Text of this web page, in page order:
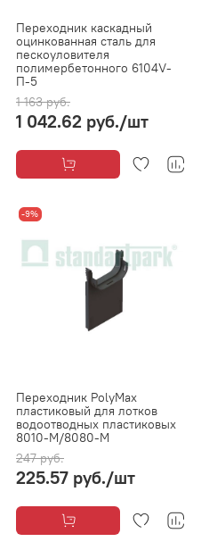
Переходник каскадный
оцинкованная сталь для
пескоуловителя
полимербетонного 6104V-
П-5
1 163 руб.
1 042.62 руб./шт
-9%
Переходник PolyMax
пластиковый для лотков
водоотводных пластиковых
8010-М/8080-М
247 руб.
225.57 руб./шт